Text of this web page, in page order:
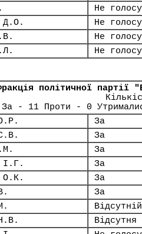
Не
Д.О.
Не
Не
Не
політичної партії
За - 11 Проти - 0
За
За
За
І.Г.
За
О.К.
За
За
Відсутній
Відсутня